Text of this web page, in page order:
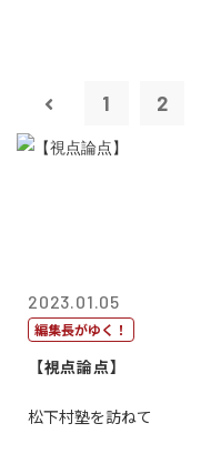
1 2
2023.01.05
編集長がゆく！
【視点論点】
松下村塾を訪ねて